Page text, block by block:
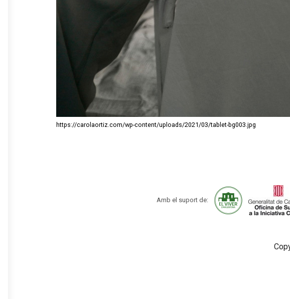
https://carolaortiz.com/wp-content/uploads/2021/03/tablet-bg003.jpg
Amb el suport de: